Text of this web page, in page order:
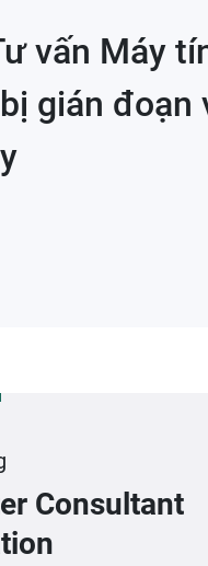
vấn Máy
gián đoạn
Consultant